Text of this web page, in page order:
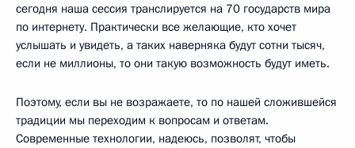
сегодня наша сессия транслируется на 70 государств мира
по интернету. Практически все желающие, кто хочет
услышать и увидеть, а таких наверняка будут сотни тысяч,
если не миллионы, то они такую возможность будут иметь.
Поэтому, если вы не возражаете, то по нашей сложившейся
традиции мы переходим к вопросам и ответам.
Современные технологии, надеюсь, позволят, чтобы